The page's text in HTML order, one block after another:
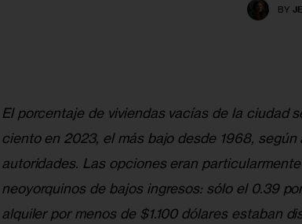
BY
El porcentaje de viviendas vacías de la ciudad
ciento en 2023, el más bajo desde 1968,
autoridades. Las opciones eran
neoyorquinos de bajos ingresos: sólo el 0.39
alquiler por menos de $1.100 dólares estaban